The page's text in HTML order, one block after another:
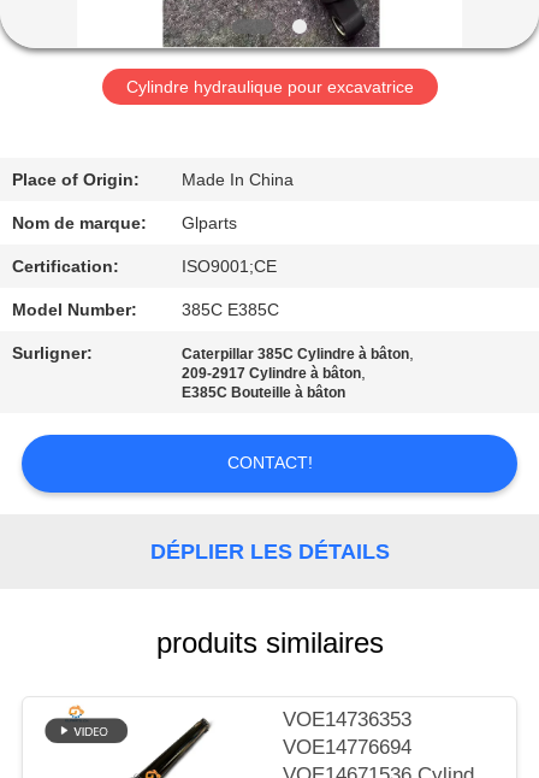
VIDÉOS
DE
NOUS
L'USINE
CONTRÔLE
DE
NOUVELLES
Cylindre hydraulique pour excavatrice
Place of Origin: Made In China
Nom de marque: Glparts
Certification: ISO9001;CE
Model Number: 385C E385C
Surligner: Caterpillar 385C Cylindre à bâton,
209-2917 Cylindre à bâton,
E385C Bouteille à bâton
CONTACT!
DÉPLIER LES DÉTAILS
produits similaires
VOE14736353
VOE14776694